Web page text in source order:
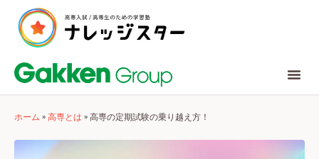
ホーム »高専とは »高専の定期試験の乗り越え方！